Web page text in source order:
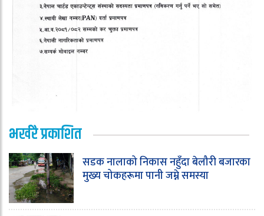
भर्खरै प्रकाशित
सडक नालाको निकास नहुँदा बेलौरी बजारका
मुख्य चोकहरूमा पानी जम्ने समस्या